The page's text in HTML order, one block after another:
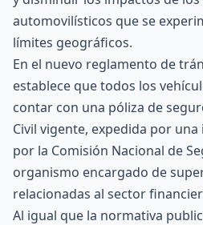
automovilísticos que se
límites geográficos.
En el nuevo reglamento de
establece que todos los
contar con una póliza de
Civil vigente, expedida por
por la Comisión Nacional de
organismo encargado de
relacionadas al sector
Al igual que la normativa